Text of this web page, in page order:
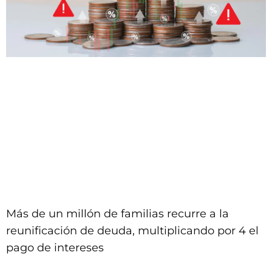
Más de un millón de familias recurre a la
reunificación de deuda, multiplicando por 4 el
pago de intereses